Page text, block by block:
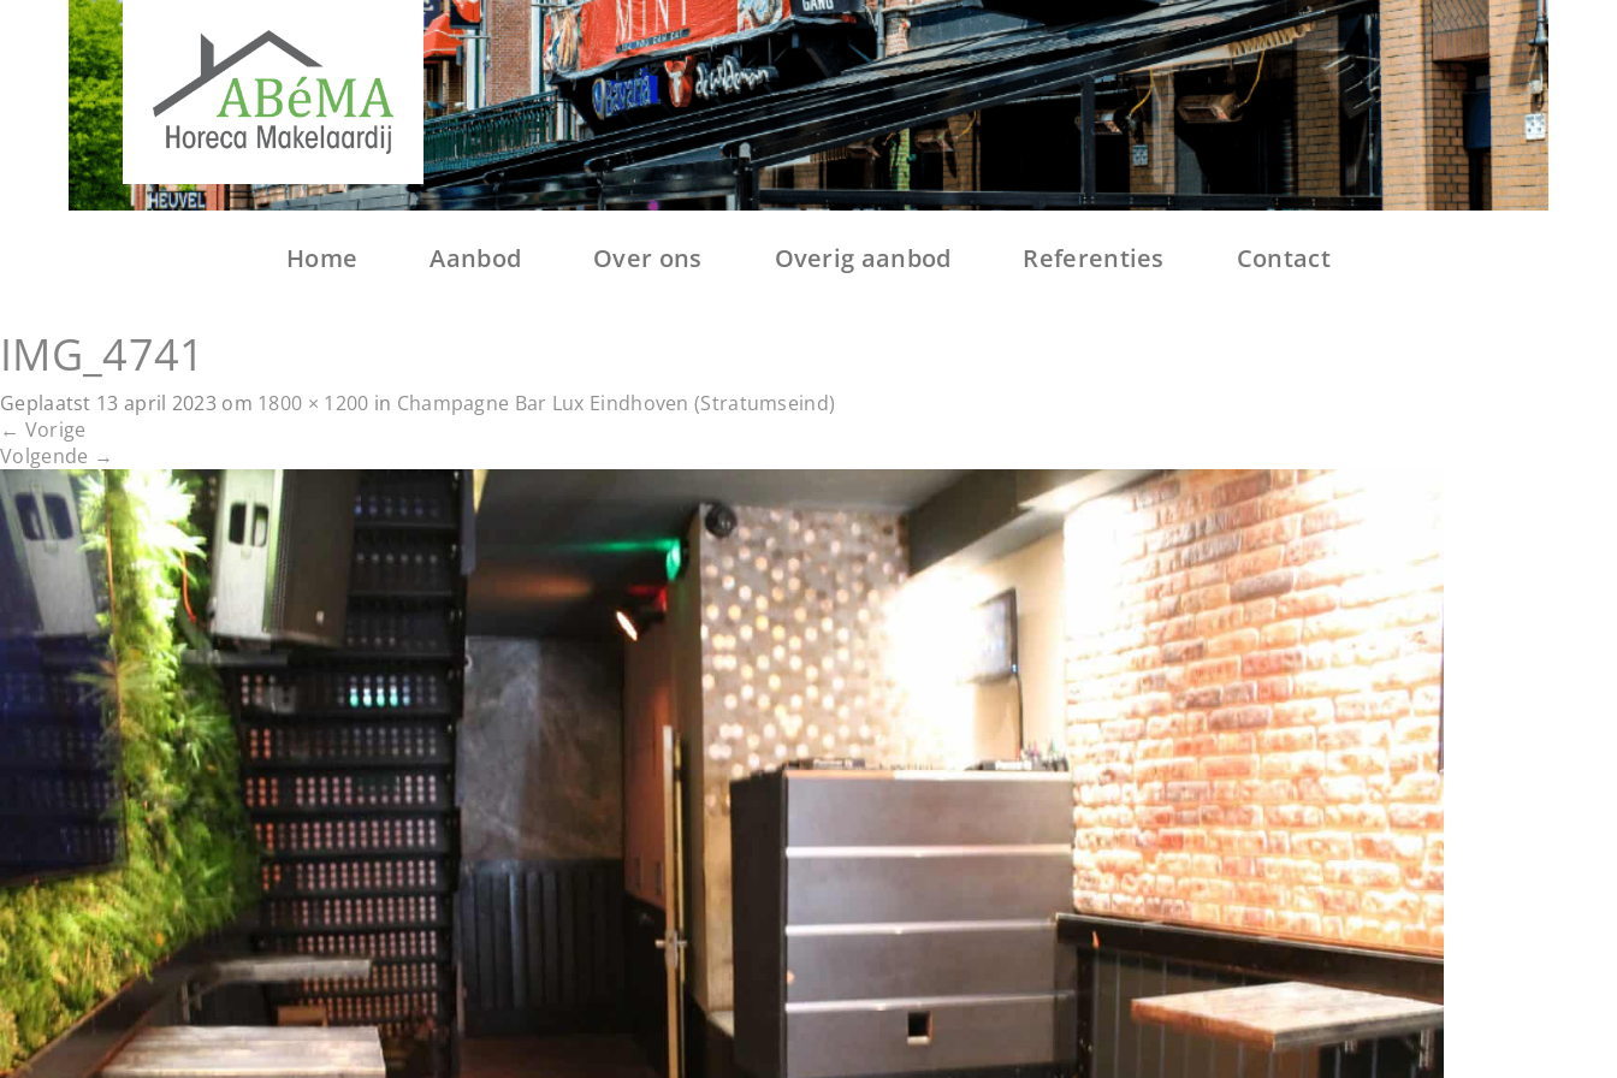
Home Aanbod Over ons Overig aanbod Referenties Contact
IMG_4741
Geplaatst 13 april 2023 om 1800 × 1200 in Champagne Bar Lux Eindhoven (Stratumseind)
← Vorige
Volgende →